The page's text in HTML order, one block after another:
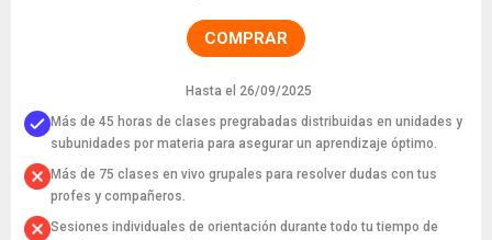
COMPRAR
Hasta el 26/09/2025
Más de 45 horas de clases pregrabadas distribuidas en unidades y
subunidades por materia para asegurar un aprendizaje óptimo.
Más de 75 clases en vivo grupales para resolver dudas con tus
profes y compañeros.
Sesiones individuales de orientación durante todo tu tiempo de